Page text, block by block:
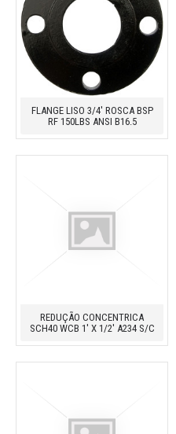
FLANGE LISO 3/4' ROSCA BSP
RF 150LBS ANSI B16.5
REDUÇÃO CONCENTRICA
SCH40 WCB 1' X 1/2' A234 S/C